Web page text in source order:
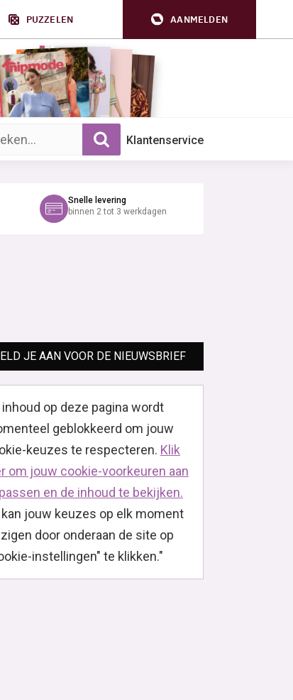
PUZZELEN AANMELDEN
op trefwoord: Klantenservice
Snelle levering
binnen 2 tot 3 werkdagen
JE AAN VOOR DE NIEUWSBRIEF
inhoud op deze pagina wordt
geblokkeerd om jouw
keuzes te respecteren. Klik
om jouw cookie-voorkeuren aan
en de inhoud te bekijken.
jouw keuzes op elk moment
door onderaan de site op
instellingen" te klikken."